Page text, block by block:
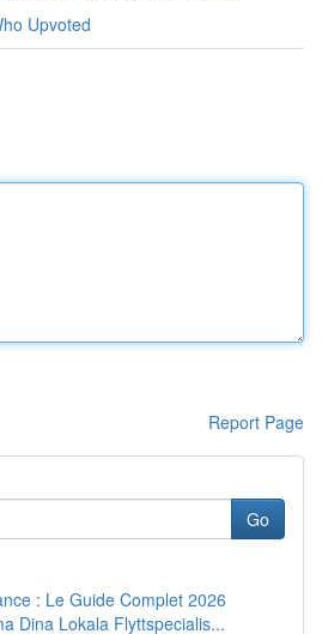
Upvoted
Report Page
Go
: Le Guide Complet 2026
Dina Lokala Flyttspecialis...